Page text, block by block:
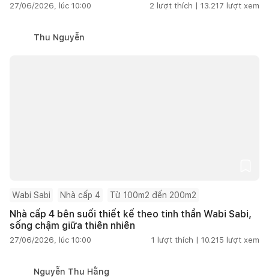
27/06/2026, lúc 10:00 2 lượt thích | 13.217 lượt xem
Thu Nguyễn
Wabi Sabi Nhà cấp 4 Từ 100m2 đến 200m2
Nhà cấp 4 bên suối thiết kế theo tinh thần Wabi Sabi,
sống chậm giữa thiên nhiên
27/06/2026, lúc 10:00 1 lượt thích | 10.215 lượt xem
Nguyễn Thu Hằng